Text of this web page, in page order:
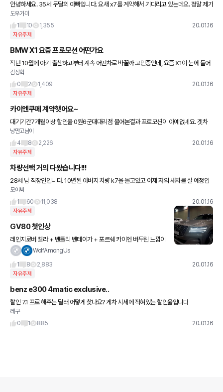
안녕하세요. 35세 두딸의 아빠입니다. 요새 x7를 계약해서 기다리고 있는데요. 정말 제가
그차를 사도 될지 고견을 듣고자 이렇게 올려봅니다. 현재 자산은 적금으로 4천만원정도
전세집 전
도우가미
1
10 1,355 20.01.16
자유주제
BMW X1 요즘 프로모션 어떤가요
작년 10월에 아기 출산하고부터 계속 어떤차로 바꿀까 고민중인데, 요즘 X1이 눈에 들어
김상혁
0
2 1,409 20.01.16
자유주제
카이엔쿠페 계약햇어요~
대기기간7개월이상 할인율 0원6군대대리점 물어본결과 프로모션이 아예없네요. 겟차
할인울비교해보니1.1프로까지 된다해서. 상담신청 올려낫는데. 연락온곳 한곳도 없네요
ㅋㅋ 신차라서 그런지 포르쉐
낭만고냠이
4
8 2,226 20.01.16
자유주제
차량선택 거의 다왔습니다!!!
28세 남 직장인입니다. 10년된 아버지 차량 k7을 몰고있고 이제 저의 새차를 살 예정입
니다. 드디어 고민고민끝에 후보군이 많이 좁혀졌습니다. 마지막 고민은 적당한 가격의 부
담없는 a4로 갈것이냐
모이씨
1
60 11,038 20.01.16
자유주제
GV80 첫인상
레인지로버 벨라 + 벤틀리 벤테이가 + 포르쉐 카이엔 버무린 느낌이
드네요. 어디서 본듯한 라인과 어디서 본듯한 디테일 어디서 본듯한
WolfAmongUs
1
8 2,883 20.01.16
자유주제
benz e300 4matic exclusive..
할인 7.1 프로 해주는 딜러 어떻게 찾나요? 게차 시세에 적혀있는 할인율입니다
레구
0
1 885 20.01.16